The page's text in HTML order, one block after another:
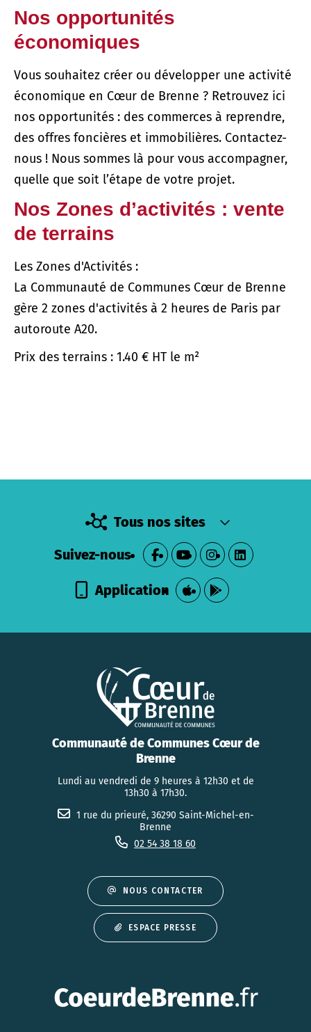
Nos opportunités
économiques
Vous souhaitez créer ou développer une activité
économique en Cœur de Brenne ? Retrouvez ici
nos opportunités : des commerces à reprendre,
des offres foncières et immobilières. Contactez-
nous ! Nous sommes là pour vous accompagner,
quelle que soit l’étape de votre projet.
Nos Zones d’activités : vente
de terrains
Les Zones d'Activités :
La Communauté de Communes Cœur de Brenne
gère 2 zones d'activités à 2 heures de Paris par
autoroute A20.
Prix des terrains : 1.40 € HT le m²
Tous nos sites
Suivez-nous
Application
Communauté de Communes Cœur de
Brenne
Lundi au vendredi de 9 heures à 12h30 et de
13h30 à 17h30.
1 rue du prieuré, 36290 Saint-Michel-en-
Brenne
02 54 38 18 60
NOUS CONTACTER
ESPACE PRESSE